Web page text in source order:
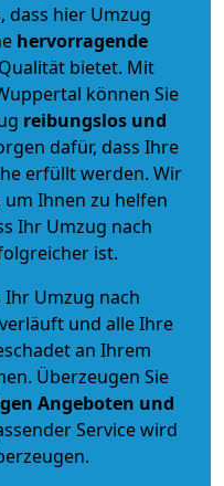
dass hier Umzug
hervorragende
bietet. Mit
können Sie
reibungslos und
dafür, dass Ihre
erfüllt werden. Wir
um Ihnen zu helfen
Ihr Umzug nach
ist.
Umzug nach
und alle Ihre
an Ihrem
Überzeugen Sie
Angeboten und
Service wird